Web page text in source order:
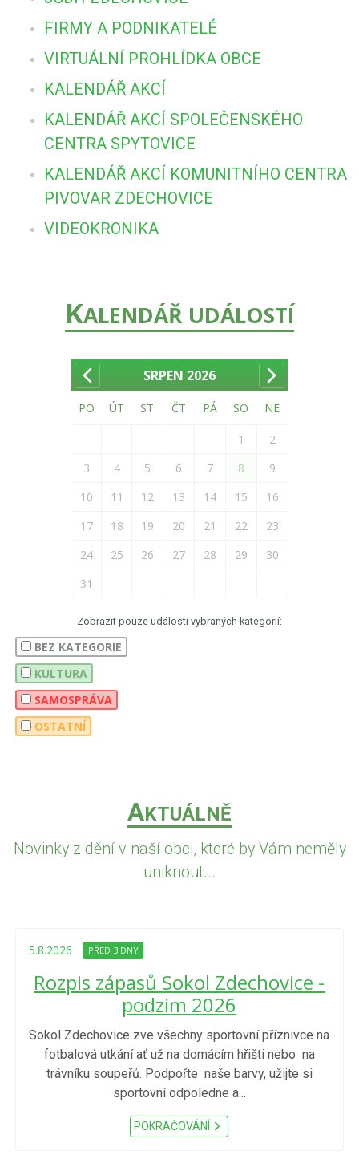
FIRMY A PODNIKATELÉ
VIRTUÁLNÍ PROHLÍDKA OBCE
KALENDÁŘ AKCÍ
KALENDÁŘ AKCÍ SPOLEČENSKÉHO
CENTRA SPYTOVICE
KALENDÁŘ AKCÍ KOMUNITNÍHO CENTRA
PIVOVAR ZDECHOVICE
VIDEOKRONIKA
KALENDÁŘ UDÁLOSTÍ
SRPEN 2026
PO ÚT ST ČT PÁ SO NE
1
2
3
4 5 6 7 8
9
10
11 12 13 14 15
16
17
18 19 20 21 22
23
24
25 26 27 28 29
30
31
Zobrazit pouze události vybraných kategorií:
BEZ KATEGORIE
KULTURA
SAMOSPRÁVA
OSTATNÍ
AKTUÁLNĚ
Novinky z dění v naší obci, které by Vám neměly
uniknout...
5.8.2026 PŘED 3 DNY
Rozpis zápasů Sokol Zdechovice -
podzim 2026
Sokol Zdechovice zve všechny sportovní příznivce na
fotbalová utkání ať už na domácím hřišti nebo na
trávníku soupeřů. Podpořte naše barvy, užijte si
sportovní odpoledne a...
POKRAČOVÁNÍ